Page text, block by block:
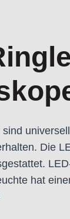
Die
hat